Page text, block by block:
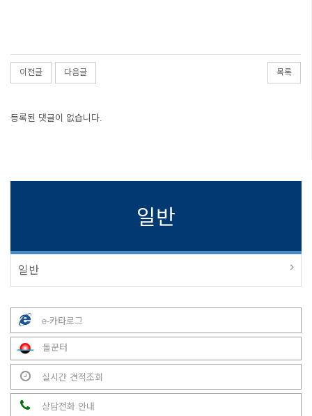
이전글 다음글 목록
등록된 댓글이 없습니다.
일반
일반
e-카타로그
돌꾼터
실시간 견적조회
상담전화 안내